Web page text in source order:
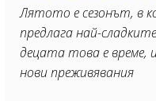
Лятото е сезонът, в
предлага най-
децата това е време,
нови преживявания